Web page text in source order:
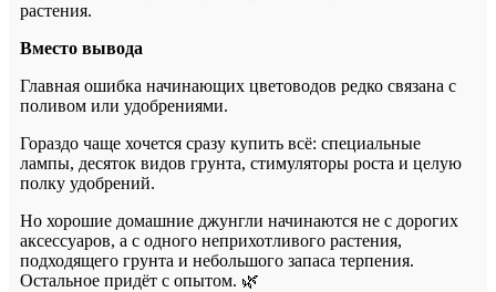
растения.
Вместо вывода
Главная ошибка начинающих цветоводов редко связана с
поливом или удобрениями.
Гораздо чаще хочется сразу купить всё: специальные
лампы, десяток видов грунта, стимуляторы роста и целую
полку удобрений.
Но хорошие домашние джунгли начинаются не с дорогих
аксессуаров, а с одного неприхотливого растения,
подходящего грунта и небольшого запаса терпения.
Остальное придёт с опытом. 🌿